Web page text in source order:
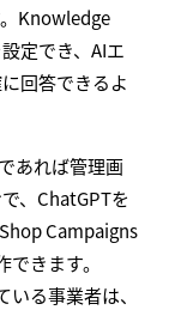
Knowledge
定でき、AIエ
回答できるよ
あれば管理画
、ChatGPTを
Campaigns
きます。
る事業者は、